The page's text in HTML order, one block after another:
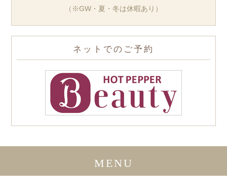
（※GW・夏・冬は休暇あり）
ネットでのご予約
MENU